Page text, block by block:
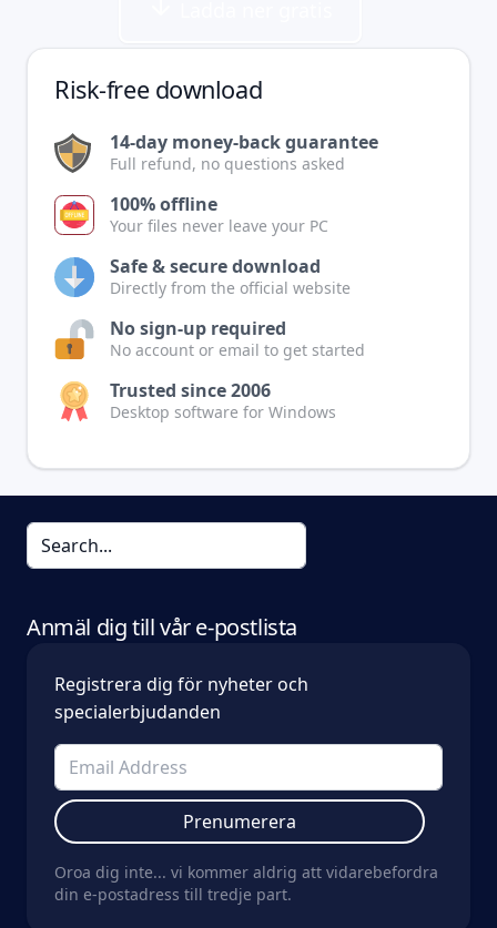
Risk-free download
14-day money-back guarantee
Full refund, no questions asked
100% offline
Your files never leave your PC
Safe & secure download
Directly from the official website
No sign-up required
No account or email to get started
Trusted since 2006
Desktop software for Windows
Anmäl dig till vår e-postlista
Registrera dig för nyheter och
specialerbjudanden
Prenumerera
Oroa dig inte... vi kommer aldrig att vidarebefordra
din e-postadress till tredje part.